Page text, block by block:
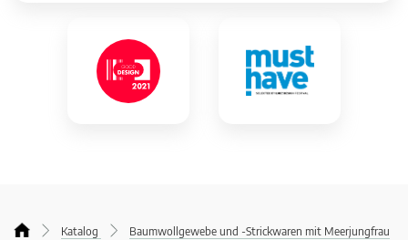
Katalog
Baumwollgewebe und -Strickwaren mit Meerjungfrau